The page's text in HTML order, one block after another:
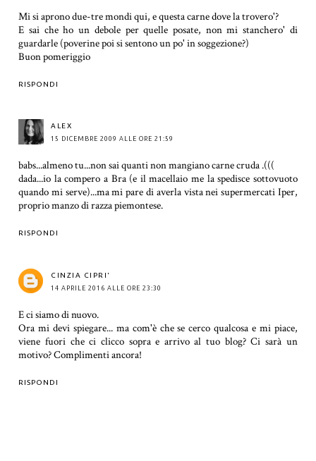
Mi si aprono due-tre mondi qui, e questa carne dove la trovero'?
E sai che ho un debole per quelle posate, non mi stanchero' di
guardarle (poverine poi si sentono un po' in soggezione?)
Buon pomeriggio
RISPONDI
ALEX
15 DICEMBRE 2009 ALLE ORE 21:59
babs...almeno tu...non sai quanti non mangiano carne cruda .(((
dada...io la compero a Bra (e il macellaio me la spedisce sottovuoto
quando mi serve)...ma mi pare di averla vista nei supermercati Iper,
proprio manzo di razza piemontese.
RISPONDI
CINZIA CIPRI'
14 APRILE 2016 ALLE ORE 23:30
E ci siamo di nuovo.
Ora mi devi spiegare... ma com'è che se cerco qualcosa e mi piace,
viene fuori che ci clicco sopra e arrivo al tuo blog? Ci sarà un
motivo? Complimenti ancora!
RISPONDI